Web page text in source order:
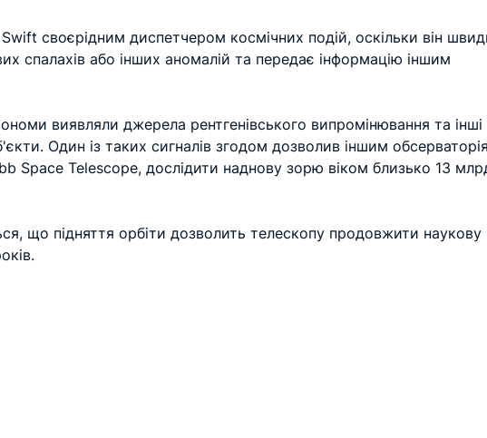
своєрідним диспетчером космічних подій, оскільки він
спалахів або інших аномалій та передає інформацію іншим
виявляли джерела рентгенівського випромінювання та інші
Один із таких сигналів згодом дозволив іншим
Space Telescope, дослідити наднову зорю віком близько 13
що підняття орбіти дозволить телескопу продовжити наукову